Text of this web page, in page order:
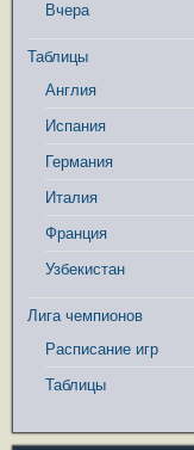
Вчера
Таблицы
Англия
Испания
Германия
Италия
Франция
Узбекистан
Лига чемпионов
Расписание игр
Таблицы